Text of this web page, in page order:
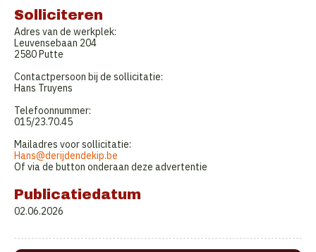
Solliciteren
Adres van de werkplek:
Leuvensebaan 204
2580 Putte
Contactpersoon bij de sollicitatie:
Hans Truyens
Telefoonnummer:
015/23.70.45
Mailadres voor sollicitatie:
Hans@derijdendekip.be
Of via de button onderaan deze advertentie
Publicatiedatum
02.06.2026